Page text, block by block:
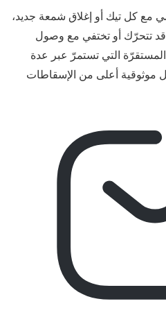
مع كل تيك أو إغلاق شمعة جديد،
قد تتحرّك أو تختفي مع وصول
التي تستمرّ عبر عدة
موثوقية أعلى من الإسقاطات